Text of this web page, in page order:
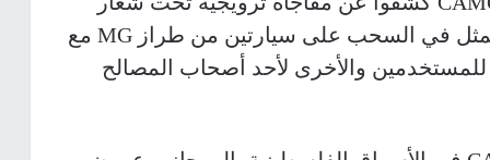
في السحب على سيارتين من طراز MG مع
للمستخدمين والأخرى لأحد أصحاب المصالح